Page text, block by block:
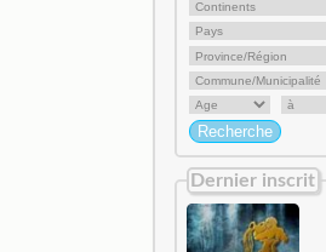
Dernier inscrit